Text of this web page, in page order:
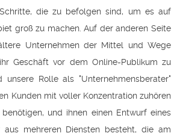
die zu befolgen sind, um es auf
groß zu machen. Auf der anderen Seite
Unternehmen der Mittel und Wege
Geschäft vor dem Online-Publikum zu
unsere Rolle als "Unternehmensberater"
Kunden mit voller Konzentration zuhören
und ihnen einen Entwurf eines
aus mehreren Diensten besteht, die am